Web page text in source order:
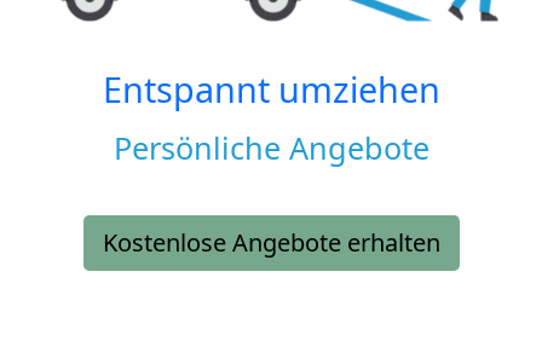
Entspannt umziehen
Persönliche Angebote
Kostenlose Angebote erhalten